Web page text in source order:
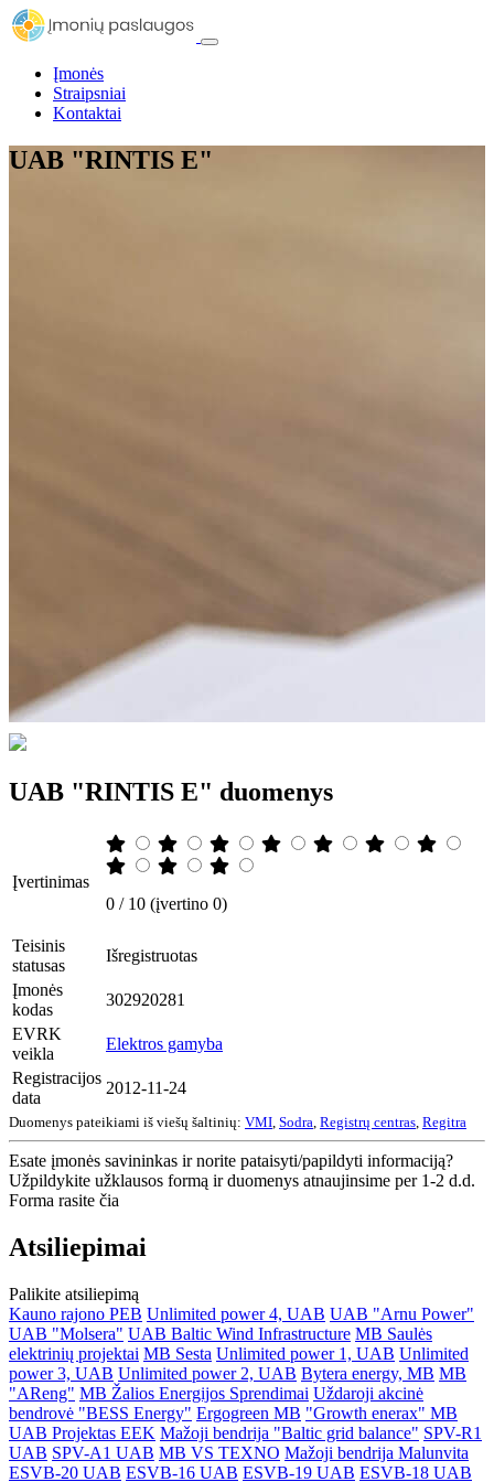
Įmonės
Straipsniai
Kontaktai
UAB "RINTIS E"
UAB "RINTIS E" duomenys
Įvertinimas
0 / 10 (įvertino 0)
Teisinis
statusas
Išregistruotas
Įmonės
kodas
302920281
EVRK
veikla
Elektros gamyba
Registracijos
data
2012-11-24
Duomenys pateikiami iš viešų šaltinių: VMI Sodra Registrų centras Regitra
Esate įmonės savininkas ir norite pataisyti/papildyti informaciją?
Užpildykite užklausos formą ir duomenys atnaujinsime per 1-2 d.d.
Forma rasite čia
Atsiliepimai
Palikite atsiliepimą
Kauno rajono PEB Unlimited power 4, UAB UAB "Arnu Power"
UAB "Molsera" UAB Baltic Wind Infrastructure MB Saulės
elektrinių projektai MB Sesta Unlimited power 1, UAB Unlimited
power 3, UAB Unlimited power 2, UAB Bytera energy, MB MB
"AReng" MB Žalios Energijos Sprendimai Uždaroji akcinė
bendrovė "BESS Energy" Ergogreen MB "Growth enerax" MB
UAB Projektas EEK Mažoji bendrija "Baltic grid balance" SPV-R1
UAB SPV-A1 UAB MB VS TEXNO Mažoji bendrija Malunvita
ESVB-20 UAB ESVB-16 UAB ESVB-19 UAB ESVB-18 UAB